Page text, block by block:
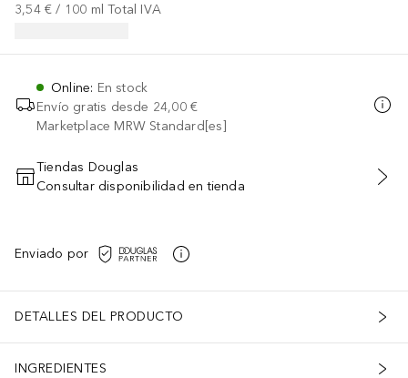
3,54 € / 100 ml Total IVA
Online: En stock
Envío gratis desde 24,00 €
Marketplace MRW Standard[es]
AÑADIR AL CARRITO
Tiendas Douglas
Consultar disponibilidad en tienda
Enviado por
DETALLES DEL PRODUCTO
INGREDIENTES